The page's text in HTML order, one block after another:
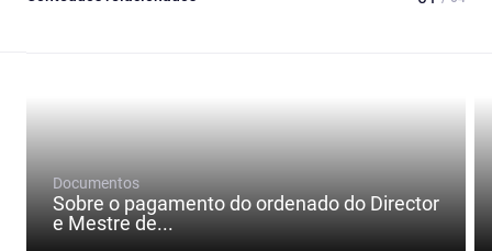
Documentos
Sobre o pagamento do ordenado do Director
e Mestre de...